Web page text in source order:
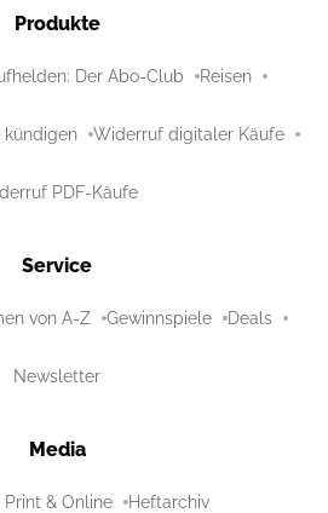
Produkte
Der Abo-Club Reisen
kündigen Widerruf digitaler Käufe
PDF-Käufe
Service
von A-Z Gewinnspiele Deals
Newsletter
Media
& Online Heftarchiv